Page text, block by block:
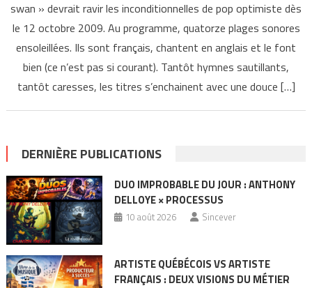
swan » devrait ravir les inconditionnelles de pop optimiste dès
le 12 octobre 2009. Au programme, quatorze plages sonores
ensoleillées. Ils sont français, chantent en anglais et le font
bien (ce n’est pas si courant). Tantôt hymnes sautillants,
tantôt caresses, les titres s’enchainent avec une douce […]
DERNIÈRE PUBLICATIONS
DUO IMPROBABLE DU JOUR : ANTHONY
DELLOYE × PROCESSUS
10 août 2026 Sincever
ARTISTE QUÉBÉCOIS VS ARTISTE
FRANÇAIS : DEUX VISIONS DU MÉTIER